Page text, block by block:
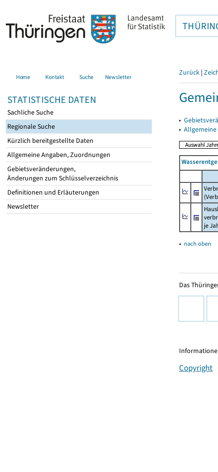
Home Kontakt Suche Newsletter
STATISTISCHE DATEN
Sachliche Suche
Regionale Suche
Kürzlich bereitgestellte Daten
Allgemeine Angaben, Zuordnungen
Gebietsveränderungen,
Änderungen zum Schlüsselverzeichnis
Definitionen und Erläuterungen
Newsletter
Zurück |
▸
▸
je
▴ nach oben
Das
Copyright